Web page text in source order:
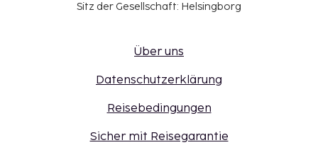
Sitz der Gesellschaft: Helsingborg
Über uns
Datenschutzerklärung
Reisebedingungen
Sicher mit Reisegarantie